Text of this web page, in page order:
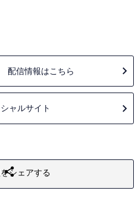
配信情報はこちら
ャルサイト
シェアする